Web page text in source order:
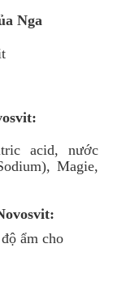
acid, nước
Magie,
ẩm cho